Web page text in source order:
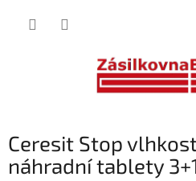
Ceresit Stop
náhradní tablety